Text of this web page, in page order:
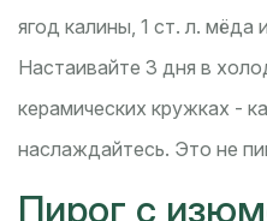
ягод калины, 1 ст. л. мёда
Настаивайте 3 дня в
керамических кружках -
наслаждайтесь. Это не
Пирог с